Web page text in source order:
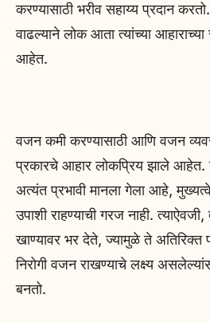
करण्यासाठी भरीव सहाय्य प्रदान
वाढल्याने लोक आता त्यांच्या
आहेत.
वजन कमी करण्यासाठी आणि वजन
प्रकारचे आहार लोकप्रिय झाले
अत्यंत प्रभावी मानला गेला आहे,
उपाशी राहण्याची गरज नाही.
खाण्यावर भर देते, ज्यामुळे ते अतिरिक्त
निरोगी वजन राखण्याचे लक्ष्य
बनतो.